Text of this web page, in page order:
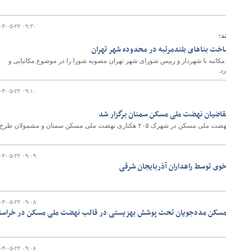
۱۴۰۳-۰۵-۲۲
بناهای بلندمرتبه در محدوده شهر تهران
با شهردار و رییس شورای شهر تهران مصوبه شورا را در موضوع مکانیابی و
۱۴۰۳-۰۵-۲۲
نهضت ملی مسکن سمنان برگزار شد
جلسه تخصیص قطعات اراضی برای متقاضیان نهضت ملی مسکن در شهرک ۲۰۵ هکتاری نهضت ملی مسکن سمنان و مشمولان طرح
۱۴۰۳-۰۵-۲۲
توسط راهداران آذربایجان شرقی
۱۴۰۳-۰۵-۲۲
مسکن مددجویان تحت پوشش بهزیستی در قالب نهضت ملی مسکن در
۱۴۰۳-۰۵-۲۲